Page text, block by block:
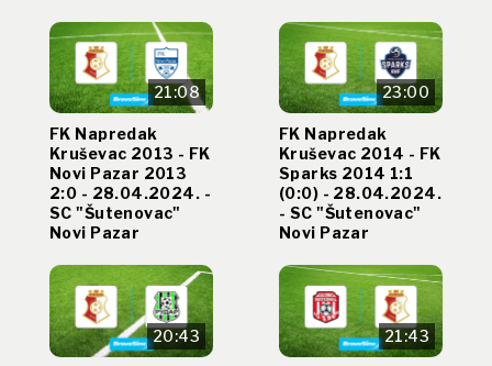
21:08
FK Napredak
Kruševac 2013 - FK
Novi Pazar 2013
2:0 - 28.04.2024. -
SC "Šutenovac"
Novi Pazar
23:00
FK Napredak
Kruševac 2014 - FK
Sparks 2014 1:1
(0:0) - 28.04.2024.
- SC "Šutenovac"
Novi Pazar
20:43 21:43